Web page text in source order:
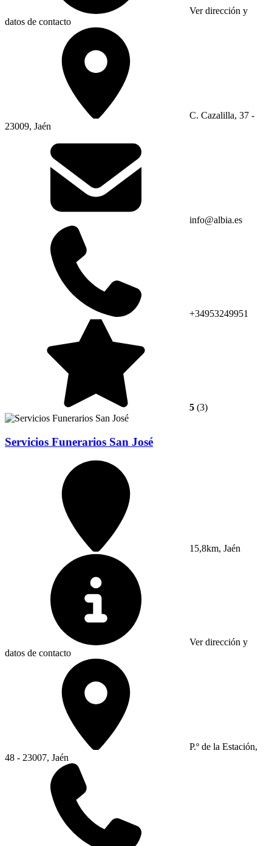
Ver dirección y
datos de contacto
C. Cazalilla, 37 -
23009, Jaén
info@albia.es
+34953249951
5 (3)
Servicios Funerarios San José
15,8km, Jaén
Ver dirección y
datos de contacto
P.º de la Estación,
48 - 23007, Jaén